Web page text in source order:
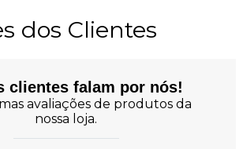
dos Clientes
clientes falam por nós!
avaliações de produtos da
nossa loja.